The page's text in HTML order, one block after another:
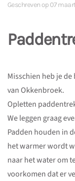
Geschreven op07
Misschien heb je
van Okkenbroek.
Opletten
We leggen graag
Padden houden in
het warmer wordt
naar het water om
voorkomen dat er